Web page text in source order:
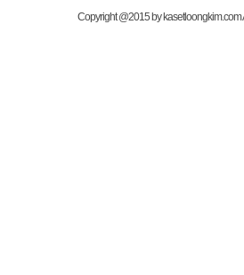
Copyright @2015 by kasetloongkim.com